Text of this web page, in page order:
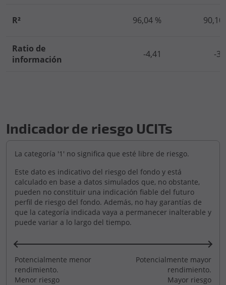
R² 96,04 % 90,10
Ratio de
información
-4,41 -
Indicador de riesgo UCITs
La categoría '1' no significa que esté libre de riesgo.
Este dato es indicativo del riesgo del fondo y está
calculado en base a datos simulados que, no obstante,
pueden no constituir una indicación fiable del futuro
perfil de riesgo del fondo. Además, no hay garantías de
que la categoría indicada vaya a permanecer inalterable y
puede variar a lo largo del tiempo.
Potencialmente menor
rendimiento.
Menor riesgo
Potencialmente mayor
rendimiento.
Mayor riesgo